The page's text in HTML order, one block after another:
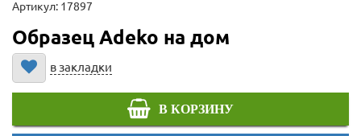
Артикул: 17897
Образец Adeko на дом
в закладки
В КОРЗИНУ